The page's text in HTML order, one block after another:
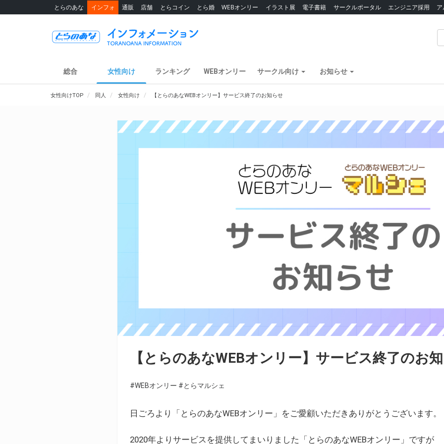
とらのあな インフォ 通販 店舗 とらコイン とら婚 WEBオンリー イラスト展 電子書籍 サークルポータル エンジニア採用
総合 女性向け ランキング WEBオンリー サークル向け お知らせ
女性向けTOP 同人 女性向け 【とらのあなWEBオンリー】サービス終了のお知らせ
【とらのあなWEBオンリー】サービス終了のお
#WEBオンリー #とらマルシェ
日ごろより「とらのあなWEBオンリー」をご愛顧いただきありがとうございます。
2020年よりサービスを提供してまいりました「とらのあなWEBオンリー」ですが